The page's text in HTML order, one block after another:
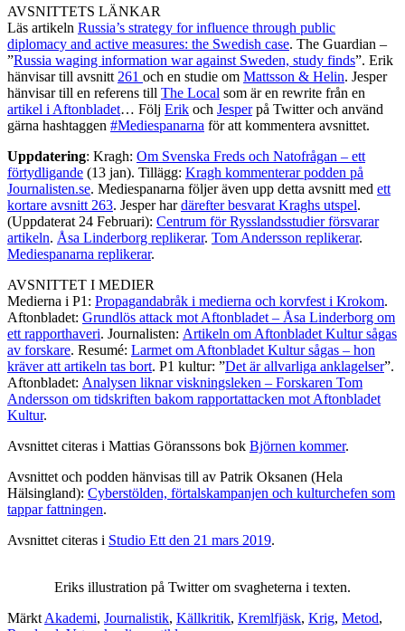
AVSNITTETS LÄNKAR
Läs artikeln Russia’s strategy for influence through public
diplomacy and active measures: the Swedish case. The Guardian –
”Russia waging information war against Sweden, study finds”. Erik
hänvisar till avsnitt 261 och en studie om Mattsson & Helin. Jesper
hänvisar till en referens till The Local som är en rewrite från en
artikel i Aftonbladet… Följ Erik och Jesperpå Twitter och använd
gärna hashtaggen #Mediespanarna för att kommentera avsnittet.
Uppdatering: Kragh: Om Svenska Freds och Natofrågan – ett
förtydligande (13 jan). Tillägg: Kragh kommenterar podden på
Journalisten.se. Mediespanarna följer även upp detta avsnitt med ett
kortare avsnitt 263. Jesper hardärefter besvarat Kraghs utspel.
(Uppdaterat 24 Februari): Centrum för Rysslandsstudier försvarar
artikeln. Åsa Linderborg replikerar. Tom Andersson replikerar.
Mediespanarna replikerar.
AVSNITTET I MEDIER
Medierna i P1: Propagandabråk i medierna och korvfest i Krokom.
Aftonbladet: Grundlös attack mot Aftonbladet – Åsa Linderborg om
ett rapporthaveri. Journalisten: Artikeln om Aftonbladet Kultur sågas
av forskare. Resumé: Larmet om Aftonbladet Kultur sågas – hon
kräver att artikeln tas bort. P1 kultur: ”Det är allvarliga anklagelser”.
Aftonbladet: Analysen liknar viskningsleken – Forskaren Tom
Andersson om tidskriften bakom rapportattacken mot Aftonbladet
Kultur.
Avsnittet citeras i Mattias Göranssons bok Björnen kommer.
Avsnittet och podden hänvisas till av Patrik Oksanen (Hela
Hälsingland): Cyberstölden, förtalskampanjen och kulturchefen som
tappar fattningen.
Avsnittet citeras i Studio Ett den 21 mars 2019.
Eriks illustration på Twitter om svagheterna i texten.
Märkt Akademi, Journalistik, Källkritik, Kremlfjäsk, Krig, Metod,